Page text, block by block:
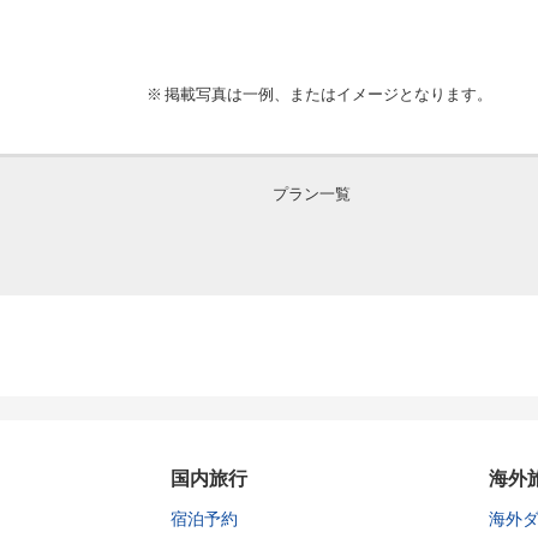
掲載写真は一例、またはイメージとなります。
プラン一覧
国内旅行
宿泊予約
海外
海外